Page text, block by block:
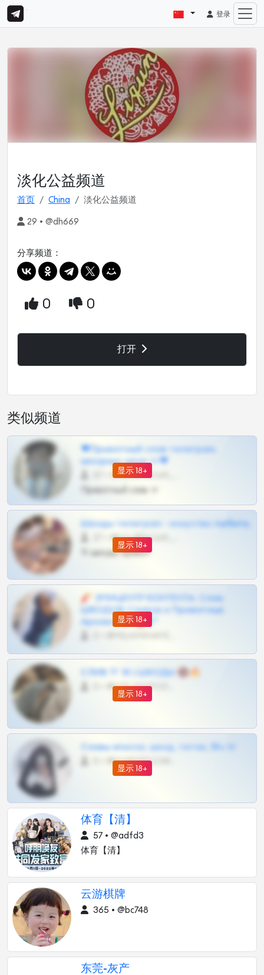
登录
淡化公益频道
首页 China 淡化公益频道
29 • @dh669
分享频道：
0 0
打开
类似频道
显示 18+
❤Приватный слив телеграм,
шкодных шкур тг❤
Приватный слив тг
显示 18+
Шкоды телеграм - искуство любить
Тг шкоды приват
显示 18+
🧨 ЭПИЦЕНТР КОНТЕНТА: Слив
ШКОДОВ Сливов и Приватных
Архивов ТГ 🔞💎
显示 18+
СЛИВ ТГ 18 | ШКОДЫ 🔞🔥
显示 18+
Сливы вписок, шкод, теток, 18+ тг
体育【清】
57 • @adfd3
体育【清】
云游棋牌
365 • @bc748
东莞-灰产